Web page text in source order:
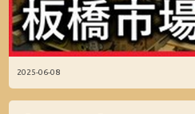
2025-06-08